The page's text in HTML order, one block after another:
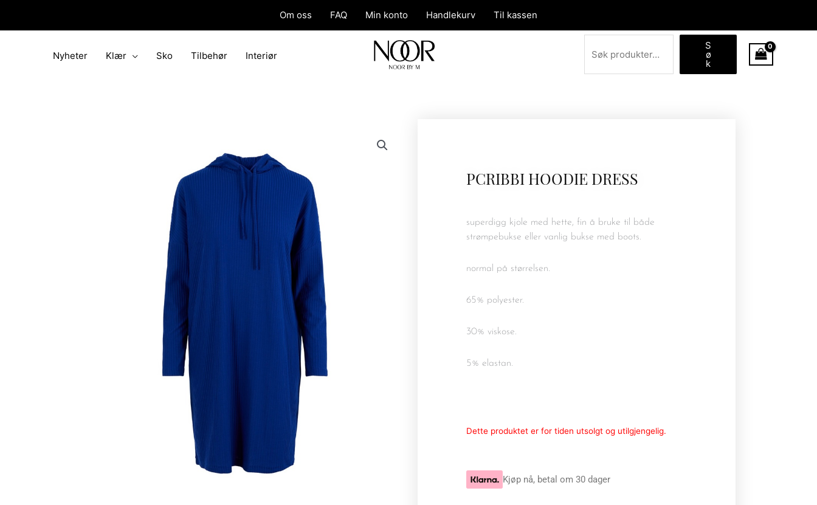
Om oss FAQ Min konto Handlekurv Til kassen
Nyheter Klær Sko Tilbehør Interiør
Søk
S
ø
k
PCRIBBI HOODIE DRESS
superdigg kjole med hette, fin å bruke til både
strømpebukse eller vanlig bukse med boots.
normal på størrelsen.
65% polyester.
30% viskose.
5% elastan.
Dette produktet er for tiden utsolgt og utilgjengelig.
Kjøp nå, betal om 30 dager